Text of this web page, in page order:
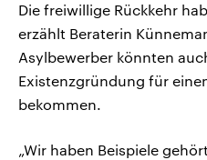
Die freiwillige Rückkehr
erzählt Beraterin
Asylbewerber könnten
Existenzgründung für
bekommen.
„Wir haben Beispiele